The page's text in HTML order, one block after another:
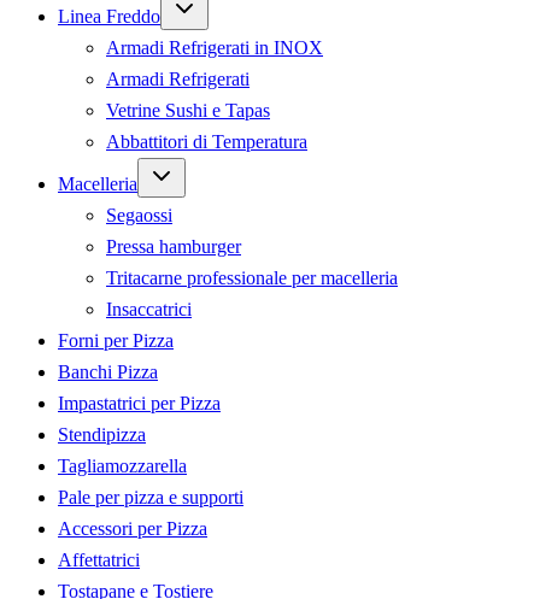
Linea Freddo
menu
Armadi Refrigerati in INOX
Armadi Refrigerati
Vetrine Sushi e Tapas
Abbattitori di Temperatura
Macelleria
Expand
menu
Segaossi
Pressa hamburger
Tritacarne professionale per macelleria
Insaccatrici
Forni per Pizza
Banchi Pizza
Impastatrici per Pizza
Stendipizza
Tagliamozzarella
Pale per pizza e supporti
Accessori per Pizza
Affettatrici
Tostapane e Tostiere